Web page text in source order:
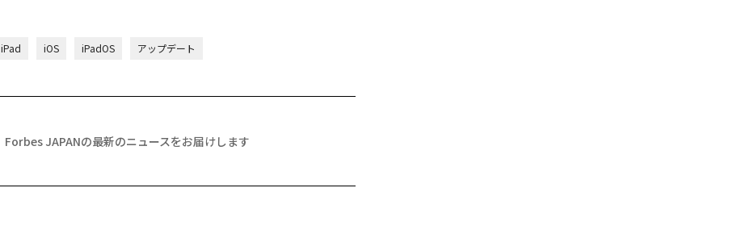
iPad iOS iPadOS アップデート
Forbes JAPANの最新のニュースをお届けします